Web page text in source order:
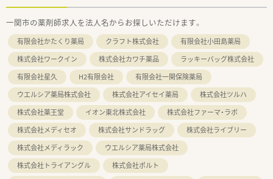
一関市の薬剤師求人を法人名からお探しいただけます。
有限会社かたくり薬局 クラフト株式会社
有限会社小田島薬局
株式会社ワークイン
株式会社カワチ薬品
ラッキーバッグ株式会社
有限会社星久
H2有限会社
有限会社一関保険薬局
ウエルシア薬局株式会社
株式会社アイセイ薬局
株式会社ツルハ
株式会社薬王堂
イオン東北株式会社
株式会社ファーマ・ラボ
株式会社メディセオ
株式会社サンドラッグ
株式会社ライブリー
株式会社メディラック
ウエルシア薬局株式会社
株式会社トライアングル
株式会社ポルト